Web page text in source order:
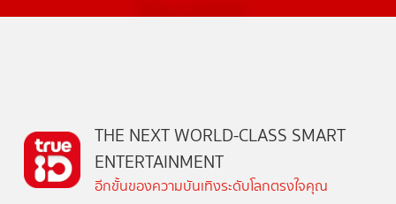
THE NEXT WORLD-CLASS SMART
ENTERTAINMENT
อีกขั้นของความบันเทิงระดับโลกตรงใจคุณ